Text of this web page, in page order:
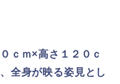
ｃｍ×高さ１２０ｃ
全身が映る姿見とし